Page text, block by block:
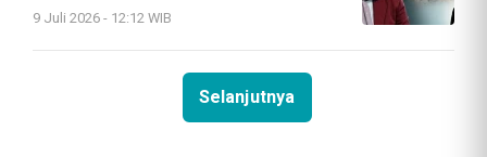
9 Juli 2026 - 12:12 WIB
Selanjutnya